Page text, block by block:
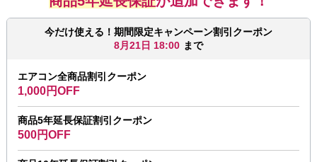
今だけ使える！期間限定キャンペーン割引クーポン
8月21日 18:00 まで
エアコン全商品割引クーポン
1,000円OFF
商品5年延長保証割引クーポン
500円OFF